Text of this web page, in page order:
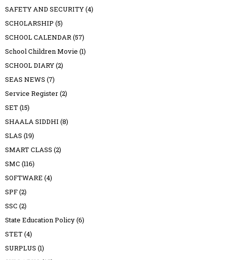
SAFETY AND SECURITY(4)
SCHOLARSHIP (5)
SCHOOL CALENDAR(57)
School Children Movie (1)
SCHOOL DIARY(2)
SEAS NEWS (7)
Service Register(2)
SET(15)
SHAALA SIDDHI (8)
SLAS (19)
SMART CLASS (2)
SMC (116)
SOFTWARE (4)
SPF(2)
SSC (2)
State Education Policy(6)
STET(4)
SURPLUS (1)